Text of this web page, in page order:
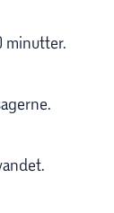
minutter.